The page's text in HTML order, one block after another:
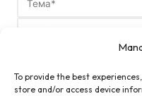
To provide the best
store and/or access device